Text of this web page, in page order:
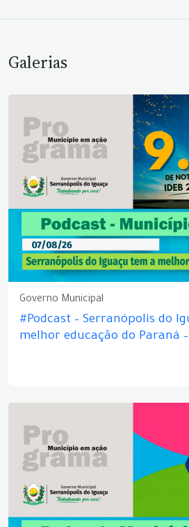
Galerias
Governo Municipal
#Podcast – Serranópolis do
melhor educação do Paraná –